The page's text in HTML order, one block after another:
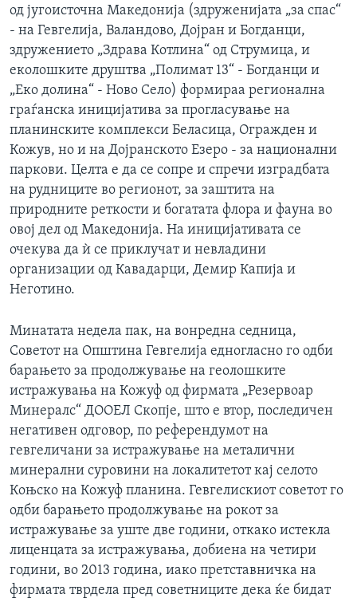
од југоисточна Македонија (здруженијата „за спас“
- на Гевгелија, Валандово, Дојран и Богданци,
здружението „Здрава Котлина“ од Струмица, и
еколошките друштва „Полимат 13“ - Богданци и
„Еко долина“ - Ново Село) формираа регионална
граѓанска иницијатива за прогласување на
планинските комплекси Беласица, Огражден и
Кожув, но и на Дојранското Езеро - за национални
паркови. Целта е да се сопре и спречи изградбата
на рудниците во регионот, за заштита на
природните реткости и богатата флора и фауна во
овој дел од Македонија. На иницијативата се
очекува да ѝ се приклучат и невладини
организации од Кавадарци, Демир Капија и
Неготино.
Минатата недела пак, на вонредна седница,
Советот на Општина Гевгелија едногласно го одби
барањето за продолжување на геолошките
истражувања на Кожуф од фирмата „Резервоар
Минералс“ ДООЕЛ Скопје, што е втор, последичен
негативен одговор, по референдумот на
гевгеличани за истражување на металични
минерални суровини на локалитетот кај селото
Коњско на Кожуф планина. Гевгелискиот советот го
одби барањето продолжување на рокот за
истражување за уште две години, откако истекла
лиценцата за истражувања, добиена на четири
години, во 2013 година, иако претставничка на
фирмата тврдела пред советниците дека ќе бидат